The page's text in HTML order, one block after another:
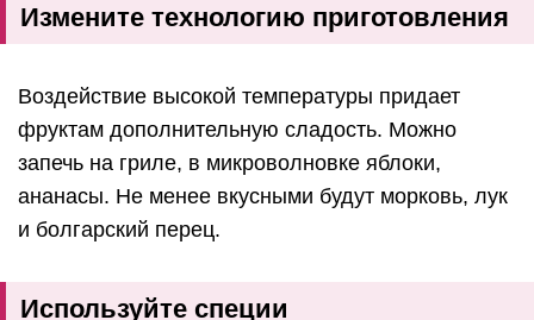
Измените технологию приготовления
Воздействие высокой температуры придает
фруктам дополнительную сладость. Можно
запечь на гриле, в микроволновке яблоки,
ананасы. Не менее вкусными будут морковь, лук
и болгарский перец.
Используйте специи